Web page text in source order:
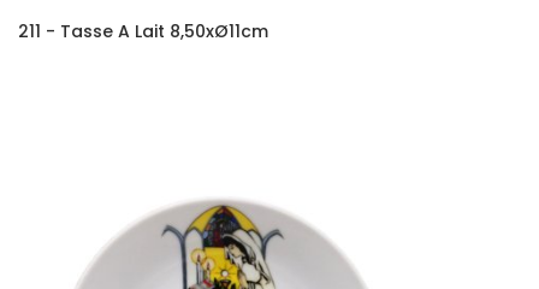
211 - Tasse A Lait 8,50xØ11cm